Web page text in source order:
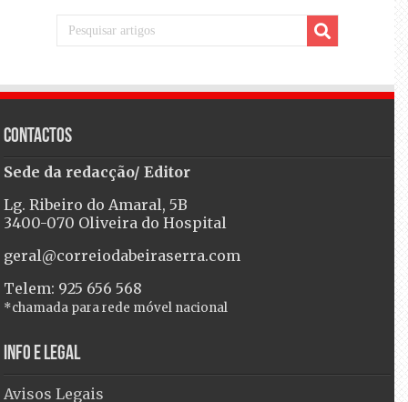
Contactos
Sede da redacção/ Editor
Lg. Ribeiro do Amaral, 5B
3400-070 Oliveira do Hospital
geral@correiodabeiraserra.com
Telem: 925 656 568
*chamada para rede móvel nacional
Info e Legal
Avisos Legais